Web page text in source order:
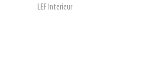
LEF Interieur